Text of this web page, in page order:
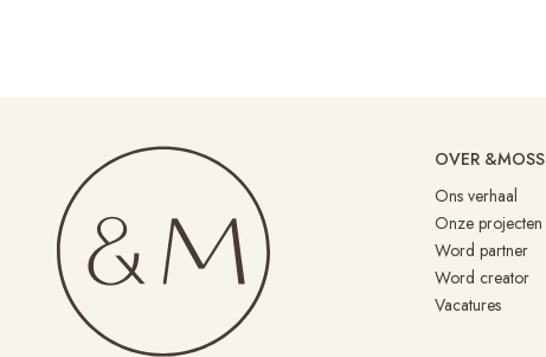
OVER &MOSS
Ons verhaal
Onze projecten
Word partner
Word creator
Vacatures